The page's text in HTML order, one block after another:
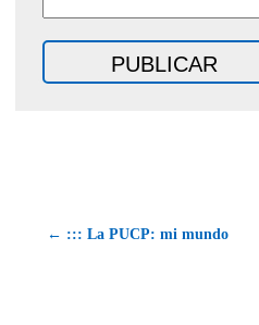
← ::: La PUCP: mi mundo